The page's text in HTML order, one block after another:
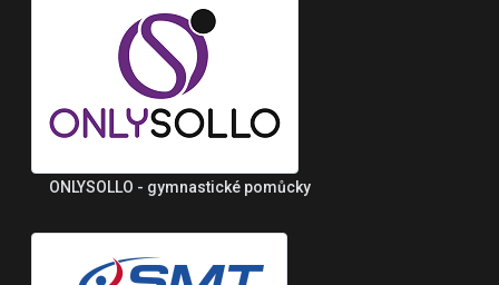
ONLYSOLLO - gymnastické pomůcky